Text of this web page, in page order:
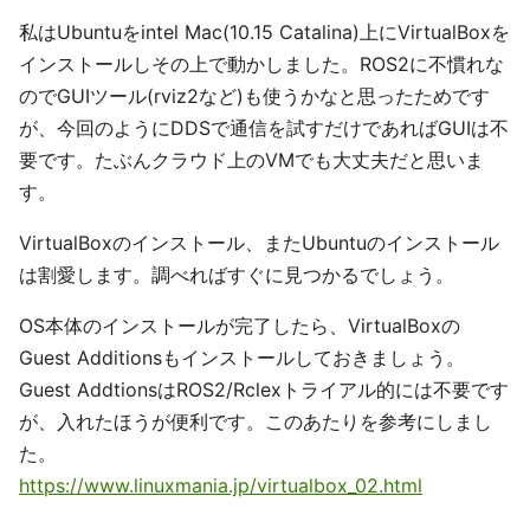
私はUbuntuをintel Mac(10.15 Catalina)上にVirtualBoxを
インストールしその上で動かしました。ROS2に不慣れな
のでGUIツール(rviz2など)も使うかなと思ったためです
が、今回のようにDDSで通信を試すだけであればGUIは不
要です。たぶんクラウド上のVMでも大丈夫だと思いま
す。
VirtualBoxのインストール、またUbuntuのインストール
は割愛します。調べればすぐに見つかるでしょう。
OS本体のインストールが完了したら、VirtualBoxの
Guest Additionsもインストールしておきましょう。
Guest AddtionsはROS2/Rclexトライアル的には不要です
が、入れたほうが便利です。このあたりを参考にしまし
た。
https://www.linuxmania.jp/virtualbox_02.html